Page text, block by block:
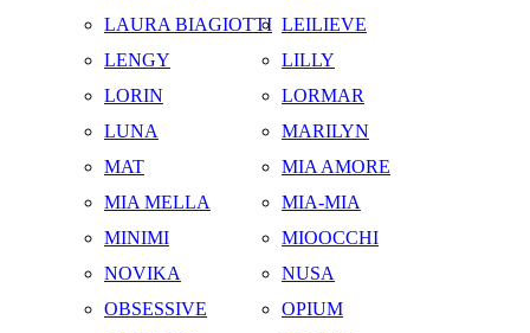
LAURA BIAGIOTTI LEILIEVE
LENGY
LILLY
LORIN
LORMAR
LUNA
MARILYN
MAT
MIA AMORE
MIA MELLA
MIA-MIA
MINIMI
MIOOCCHI
NOVIKA
NUSA
OBSESSIVE
OPIUM